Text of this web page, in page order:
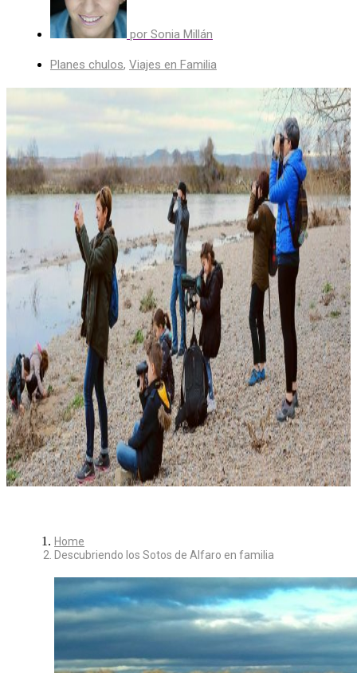
por Sonia Millán
Planes chulos, Viajes en Familia
Home
Descubriendo los Sotos de Alfaro en familia